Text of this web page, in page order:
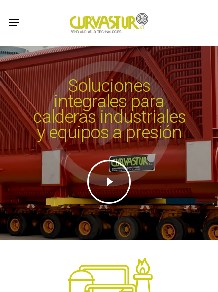
main
Menu
Soluciones
integrales para
calderas industriales
y equipos a presión
Play
Video